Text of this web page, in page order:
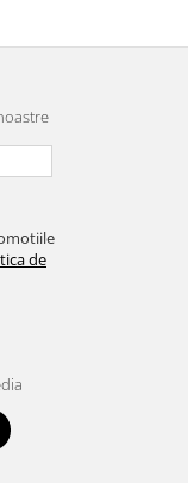
dupa spalare.
va scapa de aceasta
plus este tare
...
de